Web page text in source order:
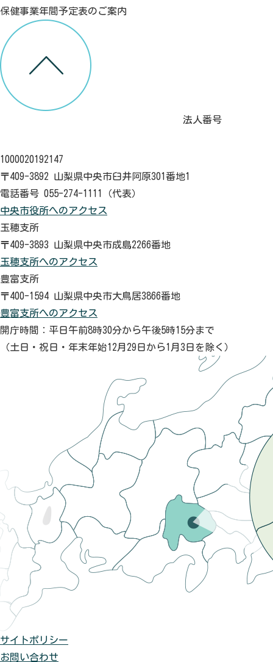
保健事業年間予定表のご案内
法人番号
1000020192147
〒409-3892 山梨県中央市臼井阿原301番地1
電話番号 055-274-1111（代表）
中央市役所へのアクセス
玉穂支所
〒409-3893 山梨県中央市成島2266番地
玉穂支所へのアクセス
豊富支所
〒400-1594 山梨県中央市大鳥居3866番地
豊富支所へのアクセス
開庁時間：平日午前8時30分から午後5時15分まで
（土日・祝日・年末年始12月29日から1月3日を除く）
サイトポリシー
お問い合わせ